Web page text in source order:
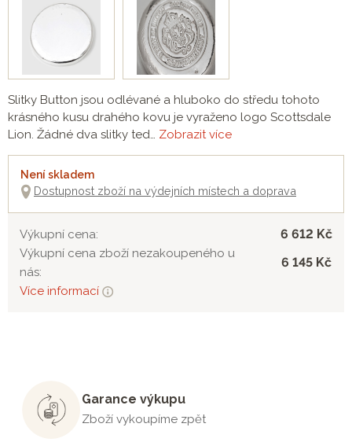
Slitky Button jsou odlévané a hluboko do středu tohoto
krásného kusu drahého kovu je vyraženo logo Scottsdale
Lion. Žádné dva slitky ted… Zobrazit více
Není skladem
Dostupnost zboží na výdejních místech a doprava
Výkupní cena: 6 612 Kč
Výkupní cena zboží nezakoupeného u
nás:
6 145 Kč
Více informací
Garance výkupu
Zboží vykoupíme zpět